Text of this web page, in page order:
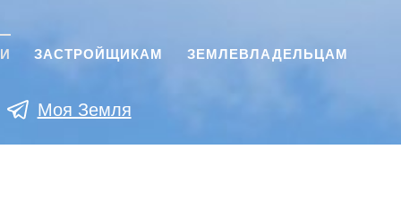
ЗАСТРОЙЩИКАМ ЗЕМЛЕВЛАДЕЛЬЦАМ
Моя Земля